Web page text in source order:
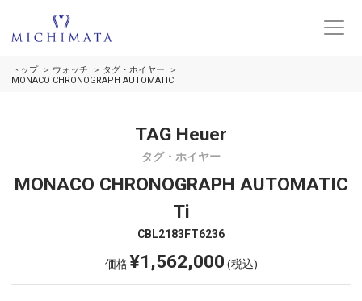
トップ ウォッチ
タグ・ホイヤー
MONACO CHRONOGRAPH AUTOMATIC Ti
TAG Heuer
タグ・ホイヤー
MONACO CHRONOGRAPH AUTOMATIC
Ti
CBL2183FT6236
価格¥1,562,000 (税込)